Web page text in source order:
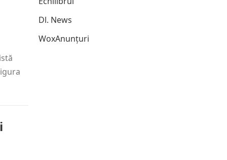
Dl. News
WoxAnunțuri